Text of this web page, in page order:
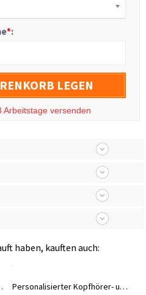
*:
LEGEN
Arbeitstage versenden
haben, kauften auch:
für Rennsport-/Motorsportliebhaber Personalisierter Kopfhörer- und Controllerständer in Jersey-Form, individueller Headset-Halter aus Acryl, Gaming-Zubehör, Geschenk für Gamer/Sportliebhaber/Papa/Freund